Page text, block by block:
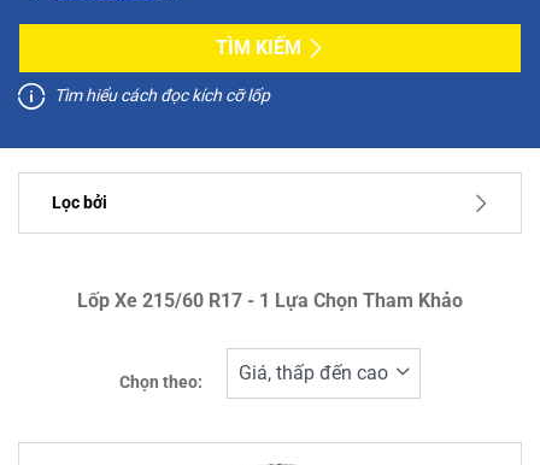
Loại xe:
Run Flat
TÌM KIẾM
Tìm hiểu cách đọc kích cỡ lốp
Lọc bởi
3801999 3802001
Lốp Xe ‎215/60 R17 - 1 Lựa Chọn Tham Khảo
Chọn theo: